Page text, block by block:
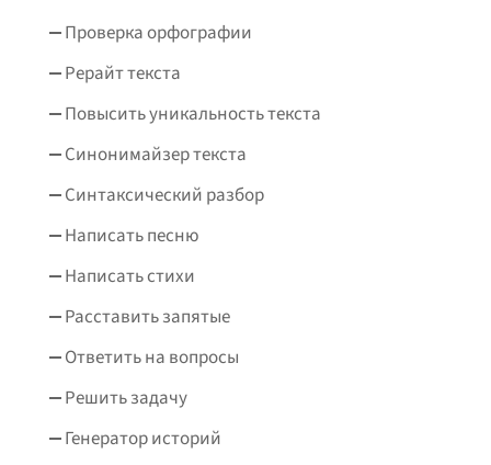
Проверка орфографии
Рерайт текста
Повысить уникальность текста
Синонимайзер текста
Синтаксический разбор
Написать песню
Написать стихи
Расставить запятые
Ответить на вопросы
Решить задачу
Генератор историй